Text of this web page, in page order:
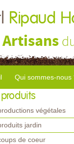
Ripaud
Artisans
Qui sommes-nous
produits
végétales
jardin
de coeur